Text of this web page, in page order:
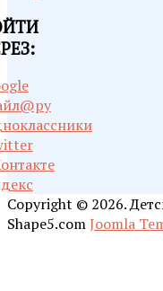
Copyright © 2026.
Shape5.comJoomla